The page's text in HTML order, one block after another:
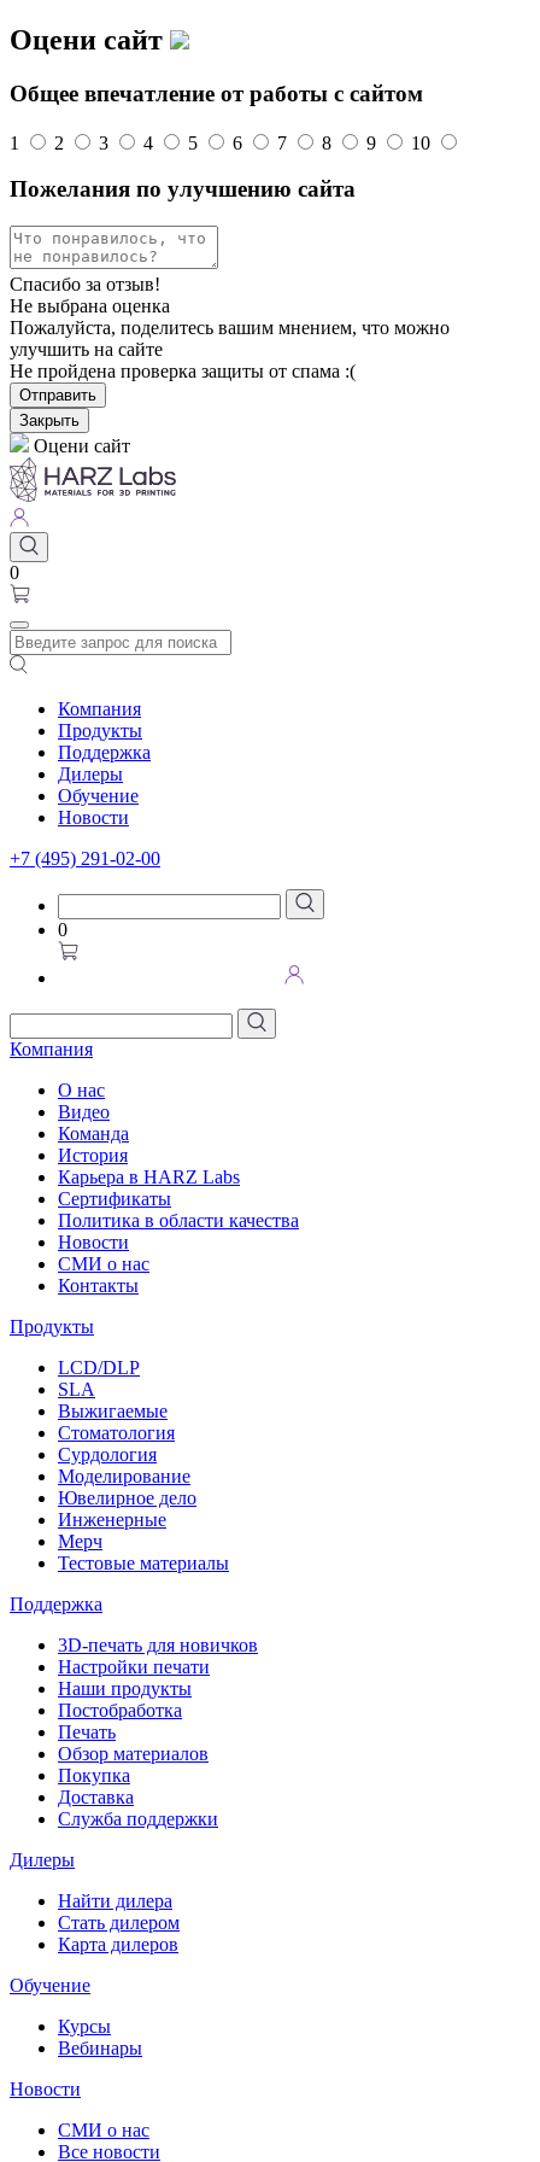
Оцени сайт
Общее впечатление от работы с сайтом
1 2 3 4 5 6 7 8 9 10
Пожелания по улучшению сайта
Спасибо за отзыв!
Не выбрана оценка
Пожалуйста, поделитесь вашим мнением, что можно
улучшить на сайте
Не пройдена проверка защиты от спама :(
Отправить
Закрыть
Оцени сайт
0
Компания
Продукты
Поддержка
Дилеры
Обучение
Новости
+7 (495) 291-02-00
0
Компания
О нас
Видео
Команда
История
Карьера в HARZ Labs
Сертификаты
Политика в области качества
Новости
СМИ о нас
Контакты
Продукты
LCD/DLP
SLA
Выжигаемые
Стоматология
Сурдология
Моделирование
Ювелирное дело
Инженерные
Мерч
Тестовые материалы
Поддержка
3D-печать для новичков
Настройки печати
Наши продукты
Постобработка
Печать
Обзор материалов
Покупка
Доставка
Служба поддержки
Дилеры
Найти дилера
Cтать дилером
Карта дилеров
Обучение
Курсы
Вебинары
Новости
СМИ о нас
Все новости